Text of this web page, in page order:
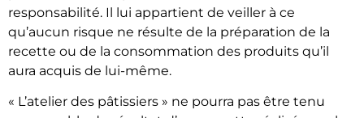
responsabilité. Il lui appartient de veiller à ce
qu’aucun risque ne résulte de la préparation de la
recette ou de la consommation des produits qu’il
aura acquis de lui-même.
« L’atelier des pâtissiers » ne pourra pas être tenu